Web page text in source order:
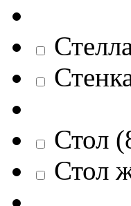
Стол (
Стол